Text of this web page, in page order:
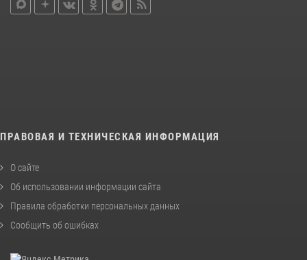
ПРАВОВАЯ И ТЕХНИЧЕСКАЯ ИНФОРМАЦИЯ
О сайте
Об использовании информации сайта
Правила обработки персональных данных
Сообщить об ошибках